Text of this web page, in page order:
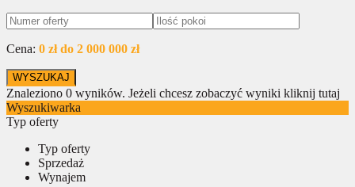
Cena: 0 zł do 2 000 000 zł
Znaleziono 0 wyników. Jeżeli chcesz zobaczyć wyniki kliknij tutaj
Wyszukiwarka
Typ oferty
Typ oferty
Sprzedaż
Wynajem